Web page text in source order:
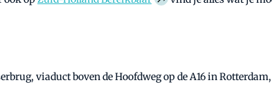
viaduct boven de Hoofdweg op de A16 in Rotterdam,